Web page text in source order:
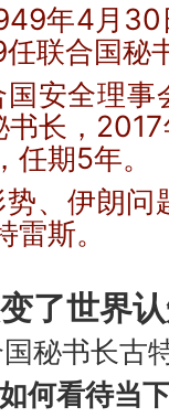
年4月
联合国秘
国安全理事
长，
期5年。
、伊朗问
斯。
了世界
秘书长古
何看待当